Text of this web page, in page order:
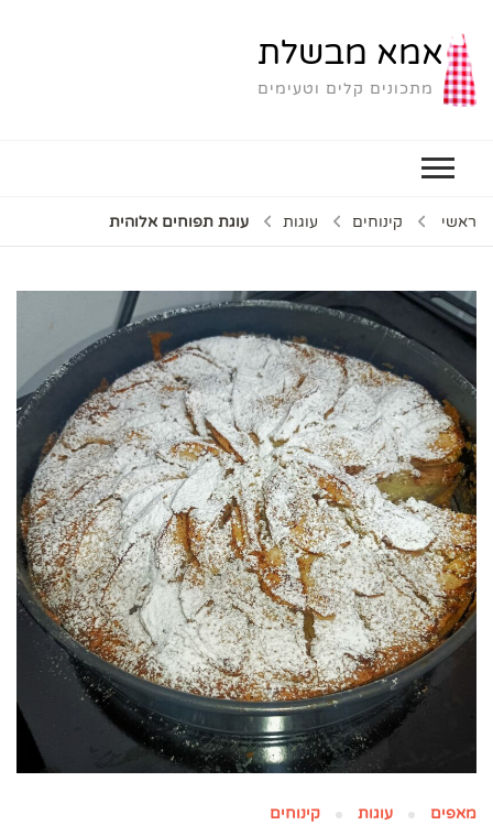
אמא מבשלת
מתכונים קלים וטעימים
ראשי קינוחים עוגות עוגת תפוחים אלוהית
מאפים עוגות קינוחים